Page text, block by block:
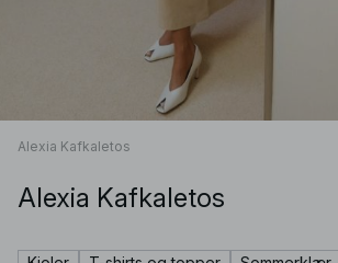
Alexia Kafkaletos
Alexia Kafkaletos